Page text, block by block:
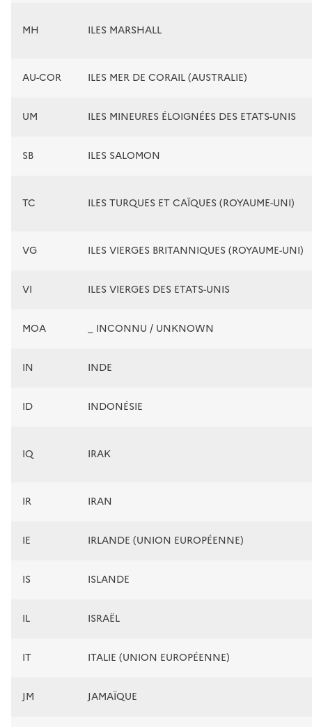
MH ILES MARSHALL
AU-COR ILES MER DE CORAIL (AUSTRALIE)
UM ILES MINEURES ÉLOIGNÉES DES ETATS-UNIS
SB ILES SALOMON
TC ILES TURQUES ET CAÏQUES (ROYAUME-UNI)
VG ILES VIERGES BRITANNIQUES (ROYAUME-UNI)
VI ILES VIERGES DES ETATS-UNIS
MOA _ INCONNU / UNKNOWN
IN INDE
ID INDONÉSIE
IQ IRAK
IR IRAN
IE IRLANDE (UNION EUROPÉENNE)
IS ISLANDE
IL ISRAËL
IT ITALIE (UNION EUROPÉENNE)
JM JAMAÏQUE